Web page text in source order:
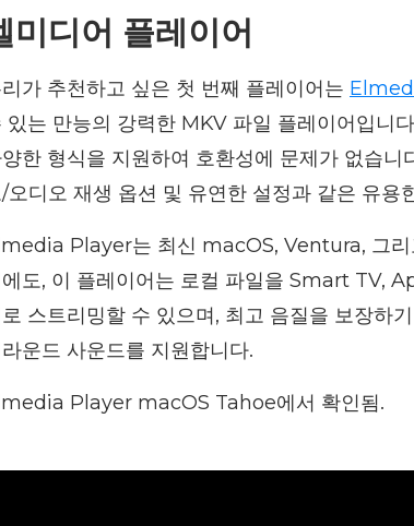
미디어 플레이어
가 추천하고 싶은 첫 번째 플레이어는
있는 만능의 강력한 MKV 파일 플레이어입
한 형식을 지원하여 호환성에 문제가 없습
오디오 재생 옵션 및 유연한 설정과 같은 유용
Player는 최신 macOS, Ventura, 그리
도, 이 플레이어는 로컬 파일을 Smart TV,
스트리밍할 수 있으며, 최고 음질을 보장하
운드 사운드를 지원합니다.
Player macOS Tahoe에서 확인됨.